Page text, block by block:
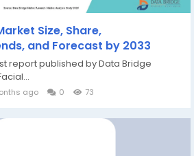
Size, Share,
and Forecast by 2033
report published by Data Bridge
ago 0 73